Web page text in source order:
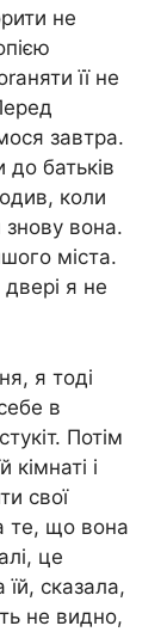
не
її не
завтра.
батьків
коли
вона.
міста.
я не
я тоді
в
Потім
і
свої
те, що вона
це
сказала,
не видно,